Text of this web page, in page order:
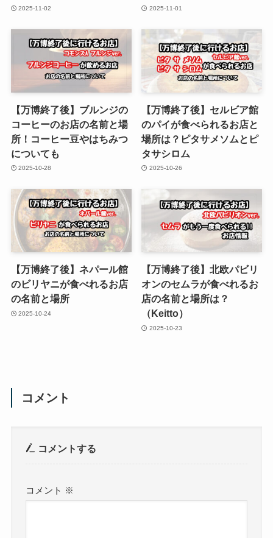
2025-11-02 2025-11-01
【万博終了後】ブルンジの
コーヒーのお店の名前と場
所！コーヒー豆やはちみつ
についても
2025-10-28
【万博終了後】セルビア館
のパイが食べられるお店と
場所は？ピタサメソムとピ
タサシロム
2025-10-26
【万博終了後】ネパール館
のビリヤニが食べれるお店
の名前と場所
2025-10-24
【万博終了後】北欧パビリ
オンのセムラが食べれるお
店の名前と場所は？
（Keitto）
2025-10-23
コメント
コメントする
コメント ※